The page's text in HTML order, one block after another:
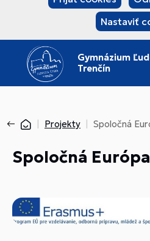
Nastaviť
Gymnázium
Trenčín
Projekty Spoločná
Spoločná Európa